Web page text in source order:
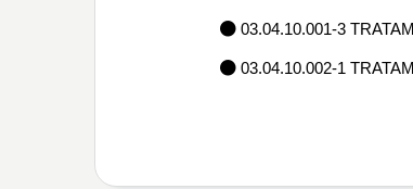
03.04.10.001-3
03.04.10.002-1